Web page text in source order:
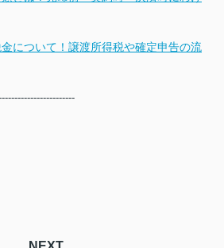
について！譲渡所得税や確定申告の流